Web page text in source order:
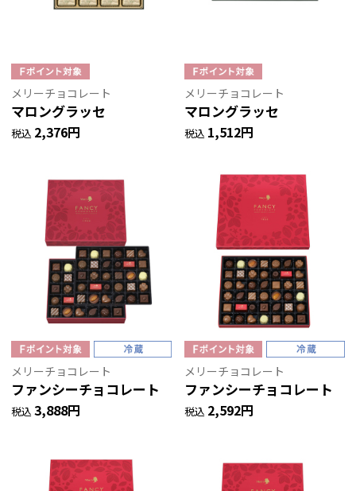
メリーチョコレート
マロングラッセ
税込 2,376円
メリーチョコレート
マロングラッセ
税込 1,512円
メリーチョコレート
ファンシーチョコレート
税込 3,888円
メリーチョコレート
ファンシーチョコレート
税込 2,592円